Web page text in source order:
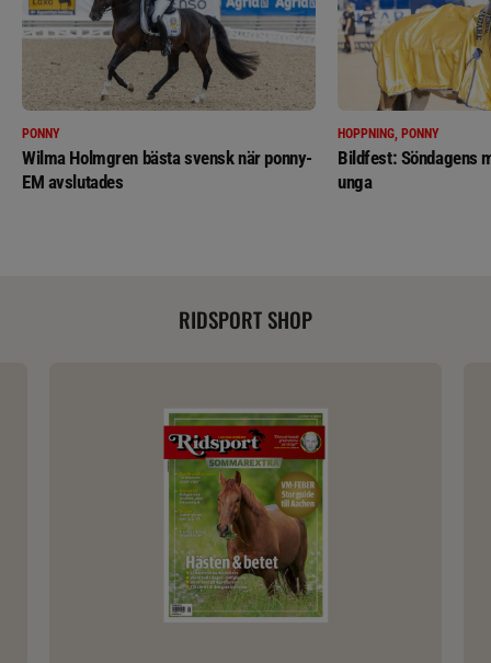
PONNY
Wilma Holmgren bästa svensk när ponny-
EM avslutades
HOPPNING, PONNY
Bildfest: Söndagens
unga
RIDSPORT SHOP